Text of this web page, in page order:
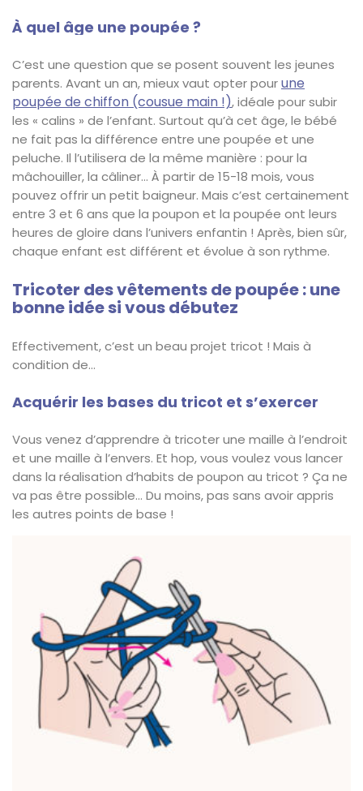
À quel âge une poupée ?
C’est une question que se posent souvent les jeunes
parents. Avant un an, mieux vaut opter pourune
poupée de chiffon (cousue main !), idéale pour subir
les « calins » de l’enfant. Surtout qu’à cet âge, le bébé
ne fait pas la différence entre une poupée et une
peluche. Il l’utilisera de la même manière : pour la
mâchouiller, la câliner… À partir de 15-18 mois, vous
pouvez offrir un petit baigneur. Mais c’est certainement
entre 3 et 6 ans que la poupon et la poupée ont leurs
heures de gloire dans l’univers enfantin ! Après, bien sûr,
chaque enfant est différent et évolue à son rythme.
Tricoter des vêtements de poupée : une
bonne idée si vous débutez
Effectivement, c’est un beau projet tricot ! Mais à
condition de…
Acquérir les bases du tricot et s’exercer
Vous venez d’apprendre à tricoter une maille à l’endroit
et une maille à l’envers. Et hop, vous voulez vous lancer
dans la réalisation d’habits de poupon au tricot ? Ça ne
va pas être possible… Du moins, pas sans avoir appris
les autres points de base !